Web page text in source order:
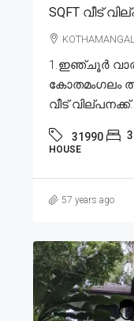
SQFT വീട്
1.ഇഞ്ചൂർ
കോതമംഗലം
വീട് വില്പനക്ക്.
31990 3
HOUSE
57 years ago